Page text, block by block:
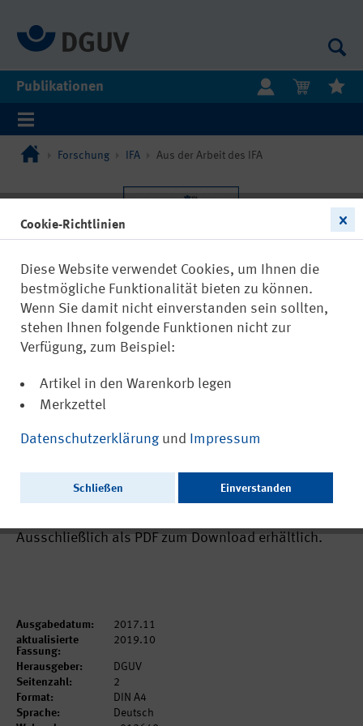
Publikationen
Forschung IFA Aus der Arbeit des IFA
Schutzeinrichtungen an Maschinen
bewerten (Aus der Arbeit des IFA Nr. 0395)
Ausschließlich als PDF zum Download erhältlich.
Ausgabedatum:
2017.11
aktualisierte
Fassung:
2019.10
Herausgeber:
DGUV
Seitenzahl:
2
Format:
DIN A4
Sprache:
Deutsch
Cookie-Richtlinien
Diese Website verwendet Cookies, um Ihnen die
bestmögliche Funktionalität bieten zu können.
Wenn Sie damit nicht einverstanden sein sollten,
stehen Ihnen folgende Funktionen nicht zur
Verfügung, zum Beispiel:
Artikel in den Warenkorb legen
Merkzettel
Datenschutzerklärung und Impressum
Schließen Einverstanden